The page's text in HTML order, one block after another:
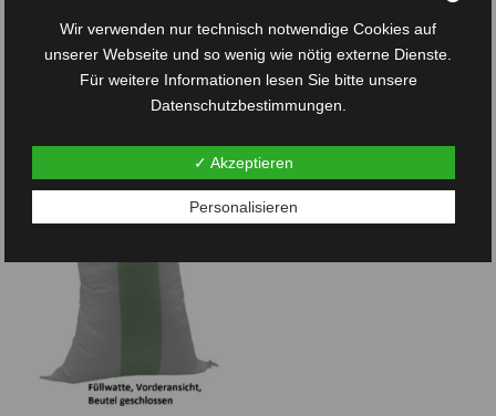
Wunschliste
Wir verwenden nur technisch notwendige Cookies auf
unserer Webseite und so wenig wie nötig externe Dienste.
Für weitere Informationen lesen Sie bitte unsere
Datenschutzbestimmungen.
✓ Akzeptieren
Personalisieren